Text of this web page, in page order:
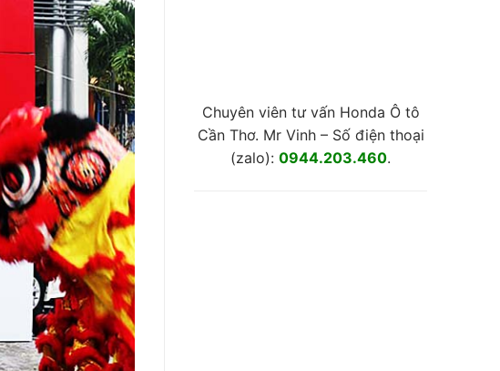
Chuyên viên tư vấn Honda Ô tô
Cần Thơ. Mr Vinh – Số điện thoại
(zalo): 0944.203.460.